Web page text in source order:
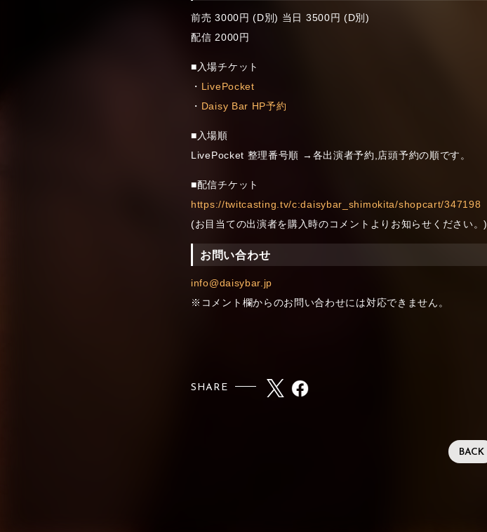
前売 3000円 (D別) 当日 3500円 (D別)
配信 2000円
■入場チケット
・ LivePocket
・ Daisy Bar HP予約
■入場順
LivePocket 整理番号順 →各出演者予約,店頭予約の順です。
■配信チケット
https://twitcasting.tv/c:daisybar_shimokita/shopcart/347198
(お目当ての出演者を購入時のコメントよりお知らせください。)
お問い合わせ
info@daisybar.jp
※コメント欄からのお問い合わせには対応できません。
SHARE
BACK